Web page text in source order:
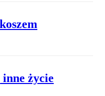
inne życie